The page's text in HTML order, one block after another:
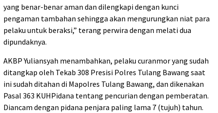
yang benar-benar aman dan dilengkapi dengan kunci
pengaman tambahan sehingga akan mengurungkan niat para
pelaku untuk beraksi,” terang perwira dengan melati dua
dipundaknya.
AKBP Yuliansyah menambahkan, pelaku curanmor yang sudah
ditangkap oleh Tekab 308 Presisi Polres Tulang Bawang saat
ini sudah ditahan di Mapolres Tulang Bawang, dan dikenakan
Pasal 363 KUHPidana tentang pencurian dengan pemberatan.
Diancam dengan pidana penjara paling lama 7 (tujuh) tahun.